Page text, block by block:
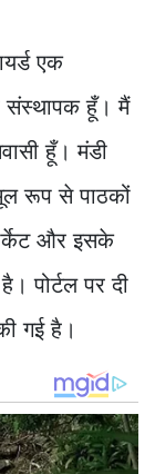
एक
संस्थापक हूँ। मैं
हूँ। मंडी
रूप से पाठकों
और इसके
पोर्टल पर दी
गई है।